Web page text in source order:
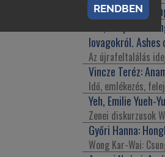
Stőhr Lóránt:
lovagokról. Ashes
Az újrafeltalálás
Vincze Teréz:
Idő, emlékezés,
Yeh, Emilie Yueh-
Zenei diskurzusok
Győri Hanna:
Wong Kar-Wai:
RENDBEN